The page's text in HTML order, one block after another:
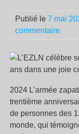
Publié le 7 mai
commentaire
2024 L’armée
trentième
de personnes des
monde, qui